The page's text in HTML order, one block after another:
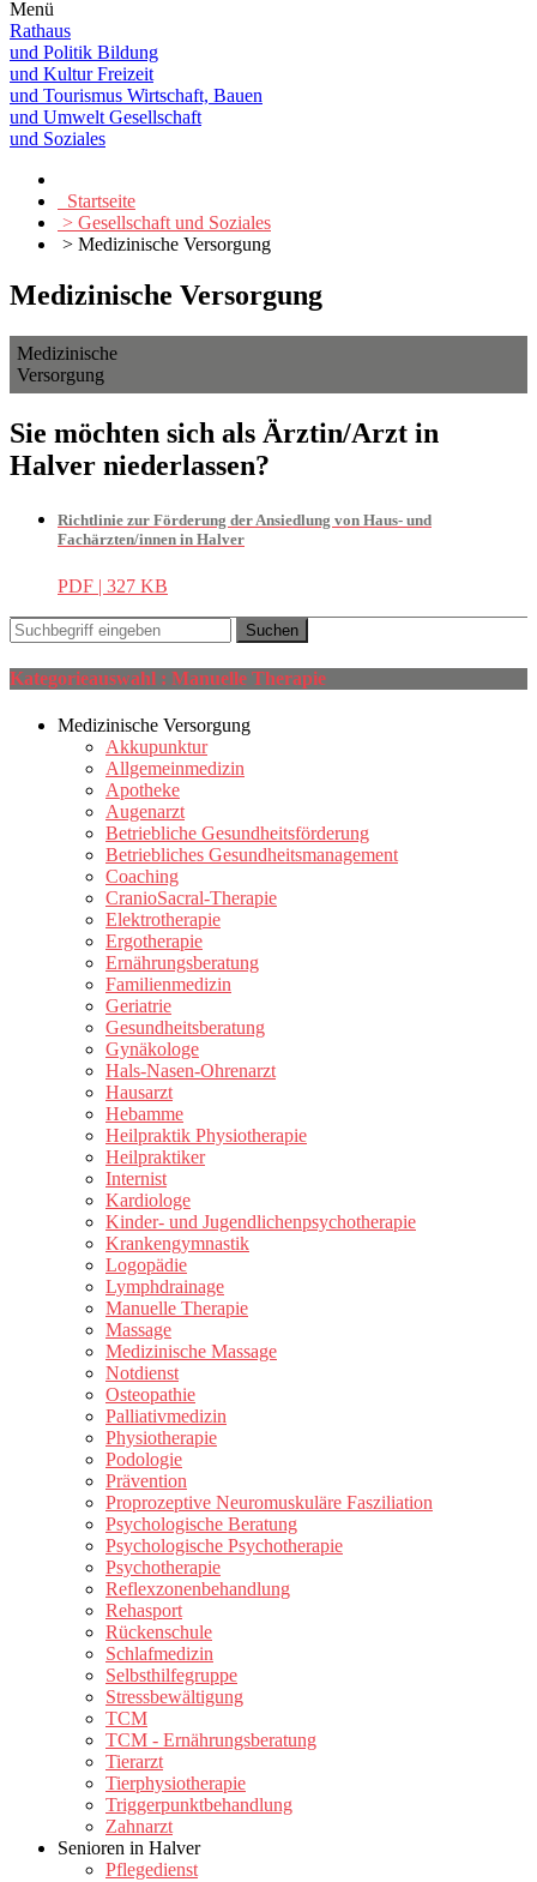
Menü
Rathaus
und Politik Bildung
und KulturFreizeit
und Tourismus Wirtschaft, Bauen
und Umwelt Gesellschaft
und Soziales
Startseite
> Gesellschaft und Soziales
> Medizinische Versorgung
Medizinische Versorgung
Medizinische
Versorgung
Sie möchten sich als Ärztin/Arzt in
Halver niederlassen?
Richtlinie zur Förderung der Ansiedlung von Haus- und
Fachärzten/innen in Halver
PDF | 327 KB
Kategorieauswahl : Manuelle Therapie
Medizinische Versorgung
Akkupunktur
Allgemeinmedizin
Apotheke
Augenarzt
Betriebliche Gesundheitsförderung
Betriebliches Gesundheitsmanagement
Coaching
CranioSacral-Therapie
Elektrotherapie
Ergotherapie
Ernährungsberatung
Familienmedizin
Geriatrie
Gesundheitsberatung
Gynäkologe
Hals-Nasen-Ohrenarzt
Hausarzt
Hebamme
Heilpraktik Physiotherapie
Heilpraktiker
Internist
Kardiologe
Kinder- und Jugendlichenpsychotherapie
Krankengymnastik
Logopädie
Lymphdrainage
Manuelle Therapie
Massage
Medizinische Massage
Notdienst
Osteopathie
Palliativmedizin
Physiotherapie
Podologie
Prävention
Proprozeptive Neuromuskuläre Fasziliation
Psychologische Beratung
Psychologische Psychotherapie
Psychotherapie
Reflexzonenbehandlung
Rehasport
Rückenschule
Schlafmedizin
Selbsthilfegruppe
Stressbewältigung
TCM
TCM - Ernährungsberatung
Tierarzt
Tierphysiotherapie
Triggerpunktbehandlung
Zahnarzt
Senioren in Halver
Pflegedienst